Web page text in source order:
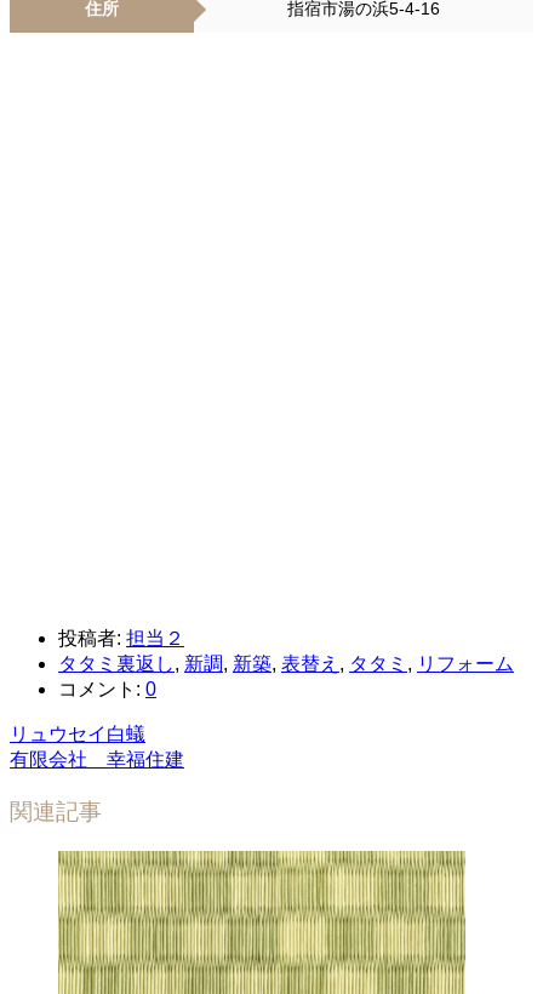
住所 指宿市湯の浜5-4-16
投稿者: 担当２
タタミ裏返し, 新調, 新築, 表替え , タタミ , リフォーム
コメント: 0
リュウセイ白蟻
有限会社 幸福住建
関連記事